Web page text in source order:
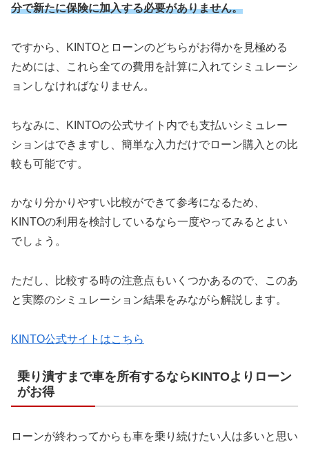
分で新たに保険に加入する必要がありません。
ですから、KINTOとローンのどちらがお得かを見極める
ためには、これら全ての費用を計算に入れてシミュレーシ
ョンしなければなりません。
ちなみに、KINTOの公式サイト内でも支払いシミュレー
ションはできますし、簡単な入力だけでローン購入との比
較も可能です。
かなり分かりやすい比較ができて参考になるため、
KINTOの利用を検討しているなら一度やってみるとよい
でしょう。
ただし、比較する時の注意点もいくつかあるので、このあ
と実際のシミュレーション結果をみながら解説します。
KINTO公式サイトはこちら
乗り潰すまで車を所有するならKINTOよりローン
がお得
ローンが終わってからも車を乗り続けたい人は多いと思い